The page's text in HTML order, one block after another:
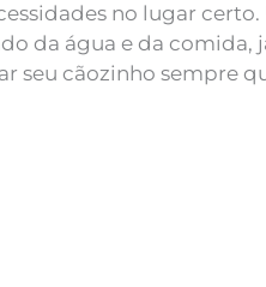
no lugar certo.
da água e da comida,
seu cãozinho sempre